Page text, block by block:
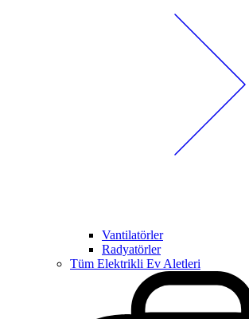
Vantilatörler
Radyatörler
Tüm Elektrikli Ev Aletleri